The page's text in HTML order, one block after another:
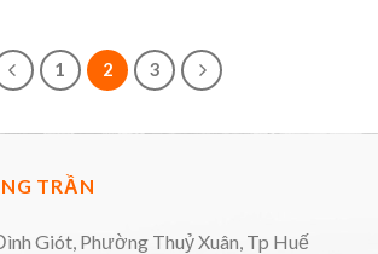
1 2 3
TRẦN
Giót, Phường Thuỷ Xuân, Tp Huế